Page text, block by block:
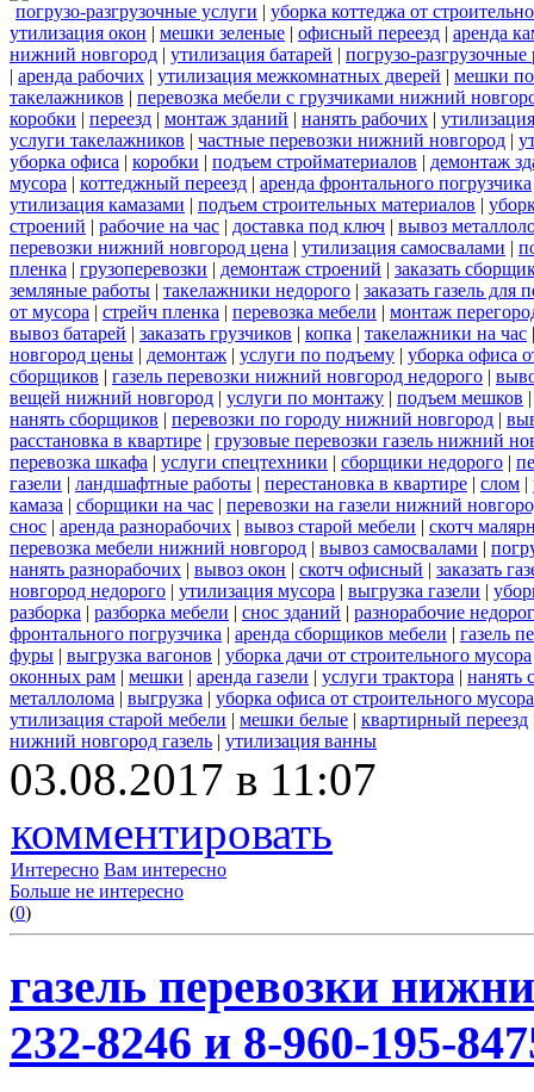
погрузо-разгрузочные услуги | уборка коттеджа от
утилизация окон | мешки зеленые | офисный переезд | аренда
нижний новгород | утилизация батарей | погрузо-разгрузочные
| аренда рабочих | утилизация межкомнатных дверей | мешки
такелажников | перевозка мебели с грузчиками нижний
коробки | переезд | монтаж зданий | нанять рабочих |
услуги такелажников | частные перевозки нижний новгород |
уборка офиса | коробки | подъем стройматериалов | демонтаж
мусора | коттеджный переезд | аренда фронтального погрузчика
утилизация камазами | подъем строительных материалов |
строений | рабочие на час | доставка под ключ | вывоз
перевозки нижний новгород цена | утилизация самосвалами |
пленка | грузоперевозки | демонтаж строений | заказать
земляные работы | такелажники недорого | заказать газель
от мусора | стрейч пленка | перевозка мебели | монтаж
вывоз батарей | заказать грузчиков | копка | такелажники на час
новгород цены | демонтаж | услуги по подъему | уборка офиса
сборщиков | газель перевозки нижний новгород недорого |
вещей нижний новгород | услуги по монтажу | подъем мешков
нанять сборщиков | перевозки по городу нижний новгород |
расстановка в квартире | грузовые перевозки газель нижний
перевозка шкафа | услуги спецтехники | сборщики недорого |
газели | ландшафтные работы | перестановка в квартире | слом |
камаза | сборщики на час | перевозки на газели нижний
снос | аренда разнорабочих | вывоз старой мебели | скотч
перевозка мебели нижний новгород | вывоз самосвалами |
нанять разнорабочих | вывоз окон | скотч офисный | заказать
новгород недорого | утилизация мусора | выгрузка газели |
разборка | разборка мебели | снос зданий | разнорабочие
фронтального погрузчика | аренда сборщиков мебели | газель
фуры | выгрузка вагонов | уборка дачи от строительного мусора
оконных рам | мешки | аренда газели | услуги трактора | нанять
металлолома | выгрузка | уборка офиса от строительного мусора
утилизация старой мебели | мешки белые | квартирный переезд
нижний новгород газель | утилизация ванны
03.08.2017 в 11:07
комментировать
Интересно Вам интересно
Больше не интересно
(0)
газель перевозки
232-8246 и 8-960-195-